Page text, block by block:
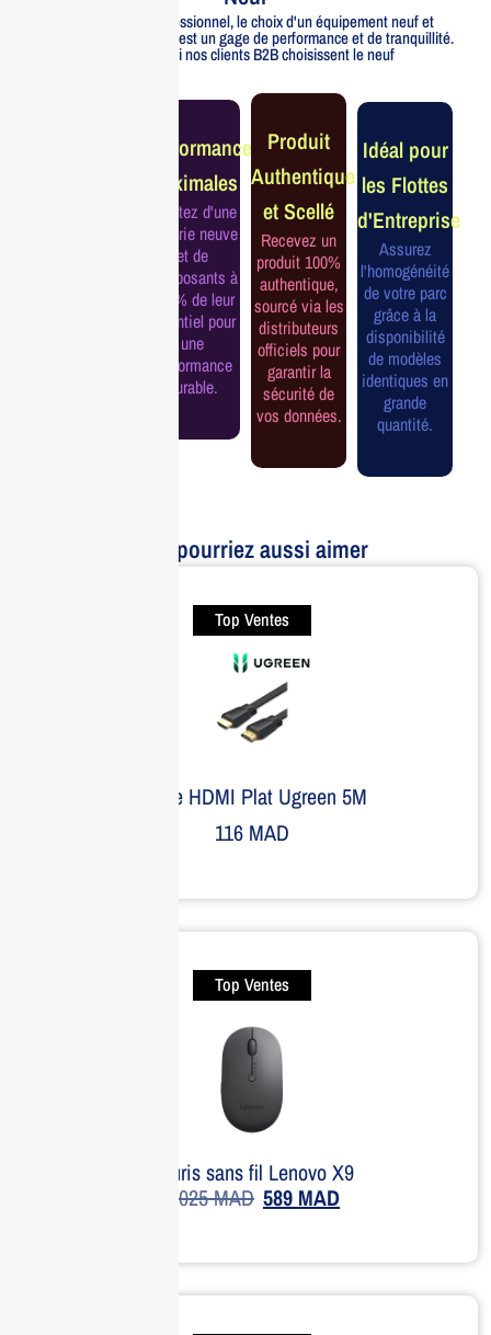
Pour un usage professionnel, le choix d'un équipement neuf et
officiellement distribué est un gage de performance et de tranquillité.
Voici pourquoi nos clients B2B choisissent le neuf
Performance
Maximales
Profitez d'une
batterie neuve
et de
composants à
100% de leur
potentiel pour
une
performance
durable.
Produit
Authentique
et Scellé
Recevez un
produit 100%
authentique,
sourcé via les
distributeurs
officiels pour
garantir la
sécurité de
vos données.
Idéal pour
les Flottes
d'Entreprise
Assurez
l'homogénéité
de votre parc
grâce à la
disponibilité
de modèles
identiques en
grande
quantité.
Vous pourriez aussi aimer
Top Ventes
Câble HDMI Plat Ugreen 5M
116MAD
Top Ventes
Souris sans fil Lenovo X9
1,025MAD 589 MAD